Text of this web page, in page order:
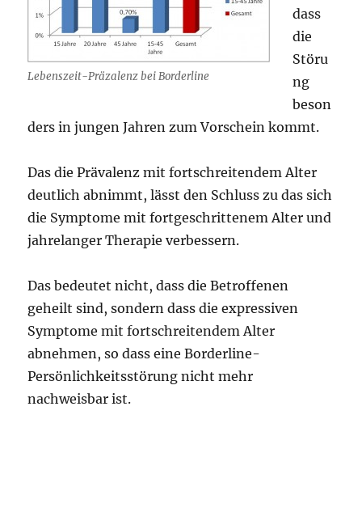
Lebenszeit-Präzalenz bei Borderline
dass
die
Störu
ng
beson
ders in jungen Jahren zum Vorschein kommt.
Das die Prävalenz mit fortschreitendem Alter
deutlich abnimmt, lässt den Schluss zu das sich
die Symptome mit fortgeschrittenem Alter und
jahrelanger Therapie verbessern.
Das bedeutet nicht, dass die Betroffenen
geheilt sind, sondern dass die expressiven
Symptome mit fortschreitendem Alter
abnehmen, so dass eine Borderline-
Persönlichkeitsstörung nicht mehr
nachweisbar ist.